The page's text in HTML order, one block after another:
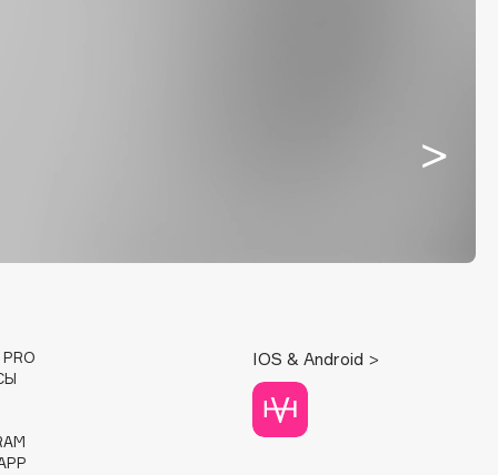
PRO
IOS & Android >